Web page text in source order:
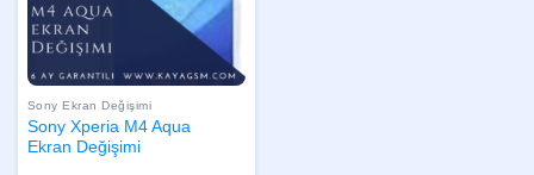
Sony Ekran Değişimi
Sony Xperia M4 Aqua
Ekran Değişimi